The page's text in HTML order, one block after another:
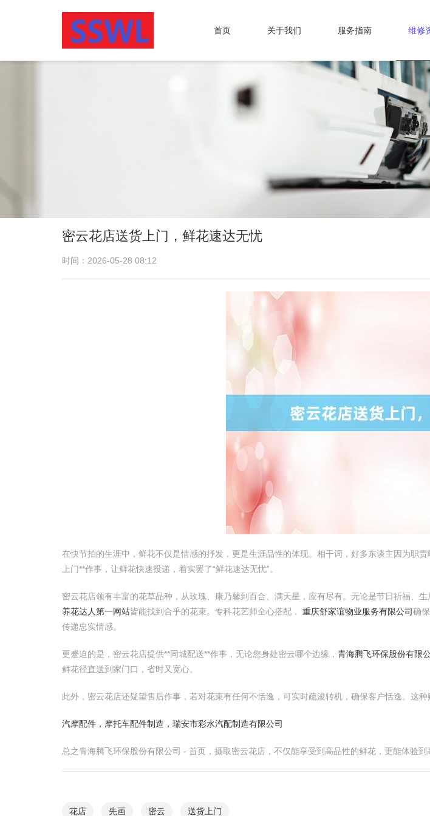
首页 关于我们 服务指南 维修
密云花店送货上门，鲜花速达无忧
时间：2026-05-28 08:12
在快节拍的生涯中，鲜花不仅是情感的抒发，更是生涯品性的体现。相干词，好多东谈主因为职
上门**作事，让鲜花快速投递，着实罢了“鲜花速达无忧”。
密云花店领有丰富的花草品种，从玫瑰、康乃馨到百合、满天星，应有尽有。无论是节日祈福、
养花达人第一网站皆能找到合乎的花束。专科花艺师全心搭配， 重庆舒家谊物业服务有限公司确
传递忠实情感。
更蹙迫的是，密云花店提供**同城配送**作事，无论您身处密云哪个边缘， 青海腾飞环保股份有限
鲜花径直送到家门口，省时又宽心。
此外，密云花店还疑望售后作事，若对花束有任何不恬逸，可实时疏浚转机，确保客户恬逸。这
汽摩配件，摩托车配件制造，瑞安市彩水汽配制造有限公司
总之青海腾飞环保股份有限公司 - 首页，摄取密云花店，不仅能享受到高品性的鲜花，更能体验
花店 先画 密云 送货上门